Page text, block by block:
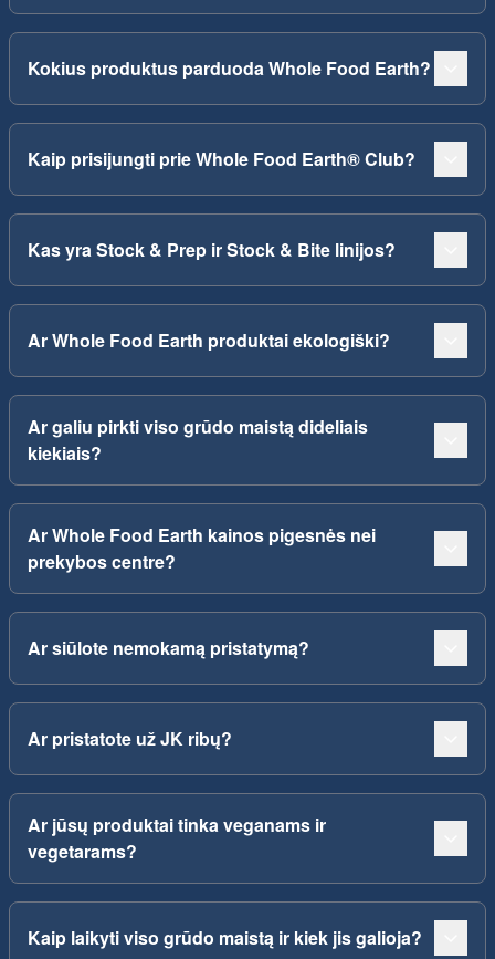
Kokius produktus parduoda Whole Food Earth?
Kaip prisijungti prie Whole Food Earth® Club?
Kas yra Stock & Prep ir Stock & Bite linijos?
Ar Whole Food Earth produktai ekologiški?
Ar galiu pirkti viso grūdo maistą dideliais
kiekiais?
Ar Whole Food Earth kainos pigesnės nei
prekybos centre?
Ar siūlote nemokamą pristatymą?
Ar pristatote už JK ribų?
Ar jūsų produktai tinka veganams ir
vegetarams?
Kaip laikyti viso grūdo maistą ir kiek jis galioja?